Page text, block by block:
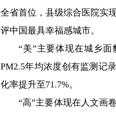
全省首位，县级综合医院实
评中国最具幸福感城市。
“美”主要体现在城乡面
PM2.5年均浓度创有监测记
化率提升至71.7%。
“高”主要体现在人文画